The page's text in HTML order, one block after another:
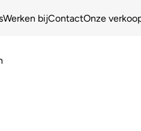
Werken bijContactOnze